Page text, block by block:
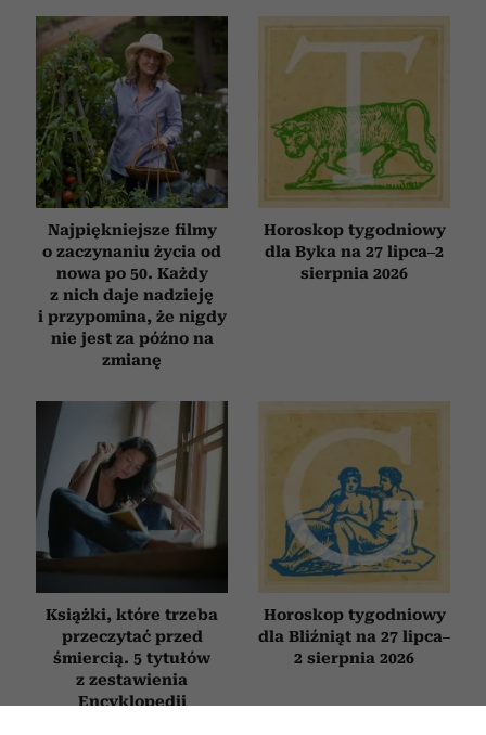
Najpiękniejsze filmy
o zaczynaniu życia od
nowa po 50. Każdy
z nich daje nadzieję
i przypomina, że nigdy
nie jest za późno na
zmianę
Horoskop tygodniowy
dla Byka na 27 lipca–2
sierpnia 2026
Książki, które trzeba
przeczytać przed
śmiercią. 5 tytułów
z zestawienia
Encyklopedii
Horoskop tygodniowy
dla Bliźniąt na 27 lipca–
2 sierpnia 2026